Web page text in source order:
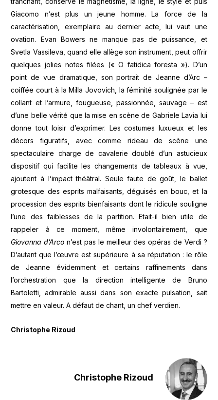
Giacomo n’est plus un jeune homme. La force de la
caractérisation, exemplaire au dernier acte, lui vaut une
ovation. Evan Bowers ne manque pas de puissance, et
Svetla Vassileva, quand elle allège son instrument, peut offrir
quelques jolies notes filées (« O fatidica foresta »). D’un
point de vue dramatique, son portrait de Jeanne d’Arc –
coiffée court à la Milla Jovovich, la féminité soulignée par le
collant et l’armure, fougueuse, passionnée, sauvage – est
d’une belle vérité que la mise en scène de Gabriele Lavia lui
donne tout loisir d’exprimer. Les costumes luxueux et les
décors figuratifs, avec comme rideau de scène une
spectaculaire charge de cavalerie doublé d’un astucieux
dispositif qui facilite les changements de tableaux à vue,
ajoutent à l’impact théâtral. Seule faute de goût, le ballet
grotesque des esprits malfaisants, déguisés en bouc, et la
procession des esprits bienfaisants dont le ridicule souligne
l’une des faiblesses de la partition. Etait-il bien utile de
rappeler à ce moment, même involontairement, que
Giovanna d’Arco n’est pas le meilleur des opéras de Verdi ?
D’autant que l’œuvre est supérieure à sa réputation : le rôle
de Jeanne évidemment et certains raffinements dans
l’orchestration que la direction intelligente de Bruno
Bartoletti, admirable aussi dans son exacte pulsation, sait
mettre en valeur. A défaut de chant, un chef verdien.
Christophe Rizoud
Christophe Rizoud